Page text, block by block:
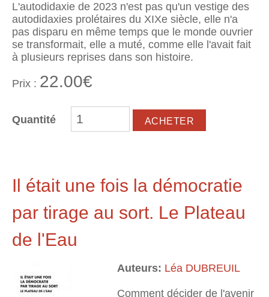
L'autodidaxie de 2023 n'est pas qu'un vestige des
autodidaxies prolétaires du XIXe siècle, elle n'a
pas disparu en même temps que le monde ouvrier
se transformait, elle a muté, comme elle l'avait fait
à plusieurs reprises dans son histoire.
Prix : 22.00€
Quantité
Il était une fois la démocratie
par tirage au sort. Le Plateau
de l'Eau
Auteurs: Léa DUBREUIL
Comment décider de l'avenir